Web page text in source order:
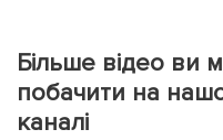
Більше відео ви
побачити на
каналі